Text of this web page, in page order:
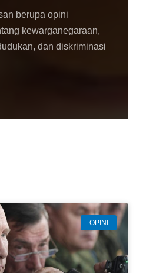
berupa opini
kewarganegaraan,
dan diskriminasi
OPINI